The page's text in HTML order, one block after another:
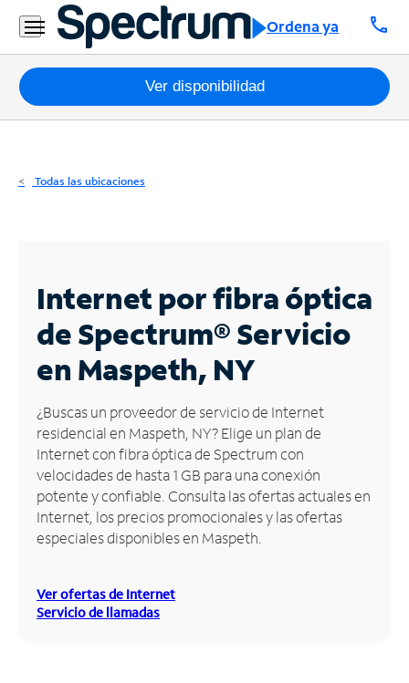
Ordena ya call
Residencial
Business
Paquetes
Internet
Business
Contáctanos
Inglés
Administrar
cuenta
Encuentra
una
tienda
Ver disponibilidad
Todas las ubicaciones
Internet por fibra óptica
de Spectrum®Servicio
en Maspeth, NY
¿Buscas un proveedor de servicio de Internet
residencial en Maspeth, NY? Elige un plan de
Internet con fibra óptica de Spectrum con
velocidades de hasta 1 GB para una conexión
potente y confiable. Consulta las ofertas actuales en
Internet, los precios promocionales y las ofertas
especiales disponibles en Maspeth.
Ver ofertas de Internet
Servicio de llamadas